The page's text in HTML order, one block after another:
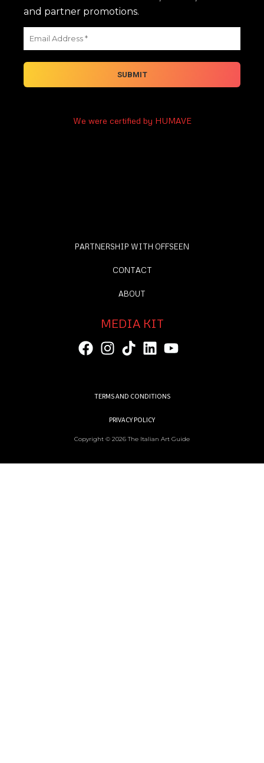
and partner promotions.
We were certified by HUMAVE
PARTNERSHIP WITH OFFSEEN
CONTACT
ABOUT
MEDIA KIT
TERMS AND CONDITIONS
PRIVACY POLICY
Copyright © 2026 The Italian Art Guide